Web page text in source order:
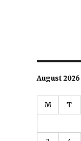
August 2026
M T